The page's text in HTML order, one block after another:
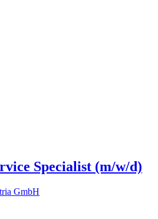
Specialist (m/w/d)
GmbH